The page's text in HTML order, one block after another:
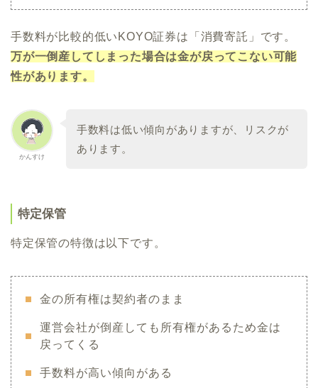
手数料が比較的低いKOYO証券は「消費寄託」です。
万が一倒産してしまった場合は金が戻ってこない可能
性があります。
かんすけ
手数料は低い傾向がありますが、リスクが
あります。
特定保管
特定保管の特徴は以下です。
金の所有権は契約者のまま
運営会社が倒産しても所有権があるため金は
戻ってくる
手数料が高い傾向がある